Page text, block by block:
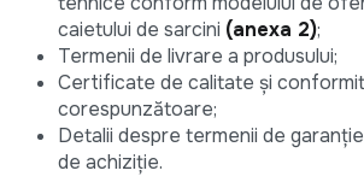
caietului de sarcini (anexa 2);
Termenii de livrare a produsului;
Certificate de calitate și
corespunzătoare;
Detalii despre termenii de
de achiziție.